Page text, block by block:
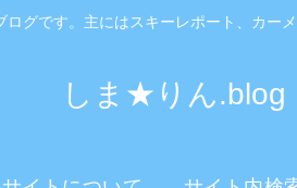
グです。主にはスキーレポート、カー
しま★りん.blog